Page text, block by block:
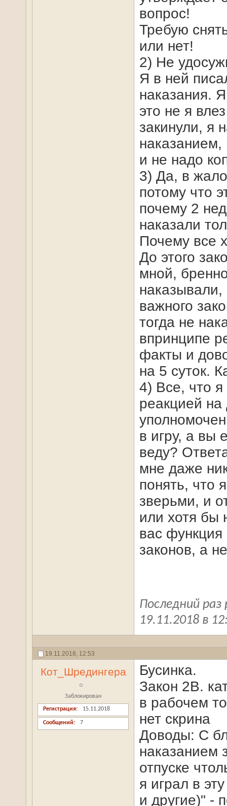
вопрос!
Требую
или нет!
2) Не
Я в ней
наказания.
это не я
закинули, я
и не надо
3) Да, в
потому что
почему 2
наказали
Почему все
До этого
мной,
важного
тогда не
впринципе
факты и
на 5 суток.
4) Все, что
реакцией на
в игру, а вы
веду?
мне даже
понять, что
зверьми, и
или хотя бы
вас
законов, а
Последний
19.11.2018 в
19.11.2018, 12:53
Кот_Шредингера
Заблокирован
Регистрация 15.11.2018
Сообщений 7
Бусинка.
Закон 2В.
в рабочем
нет скрина
Доводы: С
наказанием
отпуске
я играл в
и другие)" -